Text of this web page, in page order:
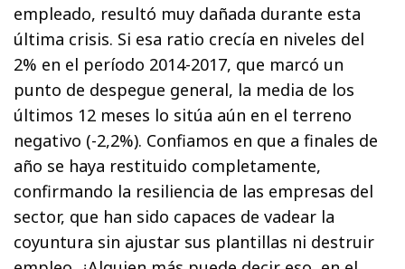
empleado, resultó muy dañada durante esta
última crisis. Si esa ratio crecía en niveles del
2% en el período 2014-2017, que marcó un
punto de despegue general, la media de los
últimos 12 meses lo sitúa aún en el terreno
negativo (-2,2%). Confiamos en que a finales de
año se haya restituido completamente,
confirmando la resiliencia de las empresas del
sector, que han sido capaces de vadear la
coyuntura sin ajustar sus plantillas ni destruir